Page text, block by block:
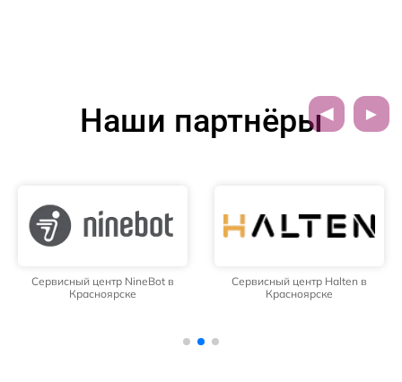
Наши партнёры
Сервисный центр NineBot в
Красноярске
Сервисный центр Halten в
Красноярске